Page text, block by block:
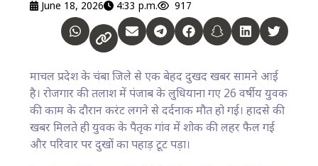
June 18, 2026 4:33 p.m. 917
माचल प्रदेश के चंबा जिले से एक बेहद दुखद खबर सामने आई
है। रोजगार की तलाश में पंजाब के लुधियाना गए 26 वर्षीय युवक
की काम के दौरान करंट लगने से दर्दनाक मौत हो गई। हादसे की
खबर मिलते ही युवक के पैतृक गांव में शोक की लहर फैल गई
और परिवार पर दुखों का पहाड़ टूट पड़ा।